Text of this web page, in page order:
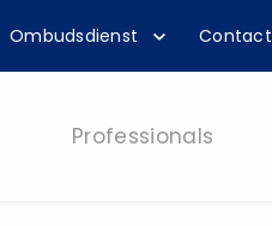
Ombudsdienst Contact
Professionals